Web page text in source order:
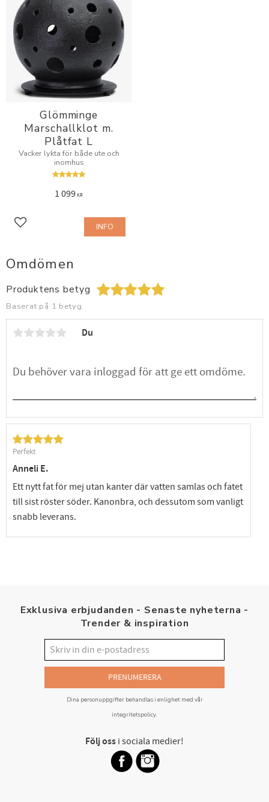
Omdömen
Produktens betyg
Baserat på 1 betyg.
Du
Perfekt
Anneli E.
Ett nytt fat för mej utan kanter där vatten samlas och fatet
till sist röster söder. Kanonbra, och dessutom som vanligt
snabb leverans.
Glömminge
Marschallklot m.
Plåtfat L
Vacker lykta för både ute och
inomhus
1 099KR
Lägg till i favoriter INFO
Exklusiva erbjudanden - Senaste nyheterna -
Trender & inspiration
PRENUMERERA
Dina personuppgifter behandlas i enlighet med vår
integritetspolicy.
Följ oss i sociala medier!